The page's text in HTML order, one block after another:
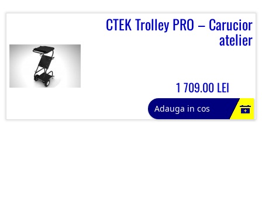
CTEK Trolley PRO – Carucior
atelier
1 709.00 LEI
Adauga in cos